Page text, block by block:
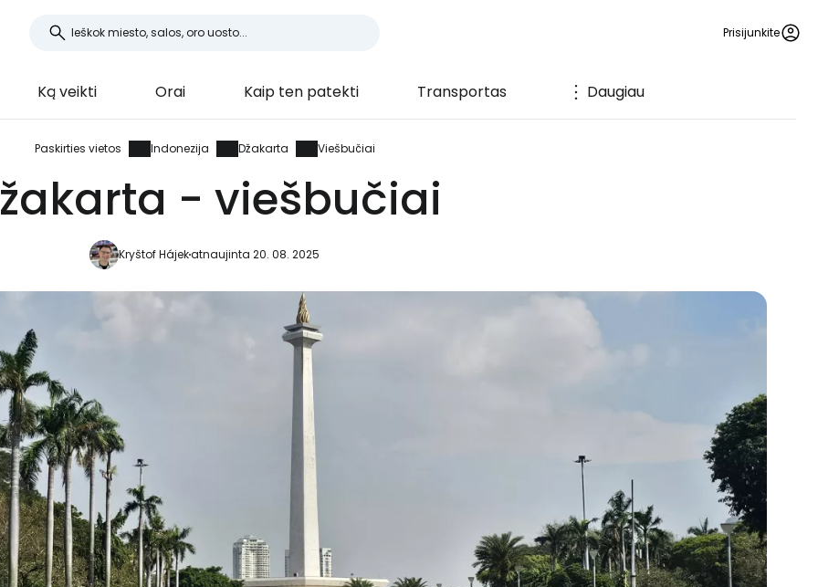
Prisijunkite
Ką veikti Orai Kaip ten patekti Transportas Daugiau
Paskirties vietos Indonezija Džakarta Viešbučiai
- viešbučiai
Kryštof Hájekatnaujinta 20. 08. 2025